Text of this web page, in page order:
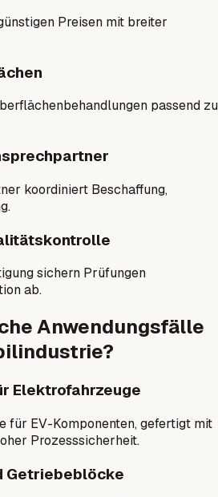
Preisen mit breiter
passend zu
koordiniert Beschaffung,
sichern Prüfungen
ab.
Anwendungsfälle
Elektrofahrzeuge
für EV-Komponenten, gefertigt mit
Prozesssicherheit.
Getriebeblöcke